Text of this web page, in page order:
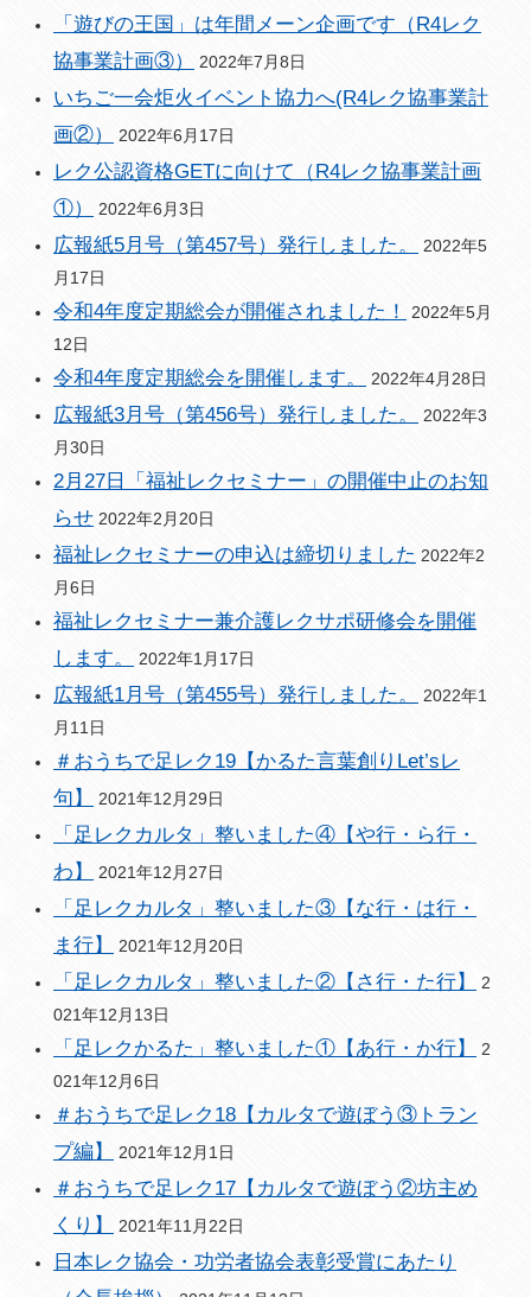
「遊びの王国」は年間メーン企画です（R4レク
協事業計画③）
2022年7月8日
いちご一会炬火イベント協力へ(R4レク協事業計
画②）
2022年6月17日
レク公認資格GETに向けて（R4レク協事業計画
①）
2022年6月3日
広報紙5月号（第457号）発行しました。
2022年5
月17日
令和4年度定期総会が開催されました！
2022年5月
12日
令和4年度定期総会を開催します。 2022年4月28日
広報紙3月号（第456号）発行しました。
2022年3
月30日
2月27日「福祉レクセミナー」の開催中止のお知
らせ 2022年2月20日
福祉レクセミナーの申込は締切りました 2022年2
月6日
福祉レクセミナー兼介護レクサポ研修会を開催
します。
2022年1月17日
広報紙1月号（第455号）発行しました。
2022年1
月11日
＃おうちで足レク19【かるた言葉創りLet’sレ
句】
2021年12月29日
「足レクカルタ」整いました④【や行・ら行・
わ】
2021年12月27日
「足レクカルタ」整いました③【な行・は行・
ま行】
2021年12月20日
「足レクカルタ」整いました②【さ行・た行】
2
021年12月13日
「足レクかるた」整いました①【あ行・か行】
2
021年12月6日
＃おうちで足レク18【カルタで遊ぼう③トラン
プ編】
2021年12月1日
＃おうちで足レク17【カルタで遊ぼう②坊主め
くり】
2021年11月22日
日本レク協会・功労者協会表彰受賞にあたり